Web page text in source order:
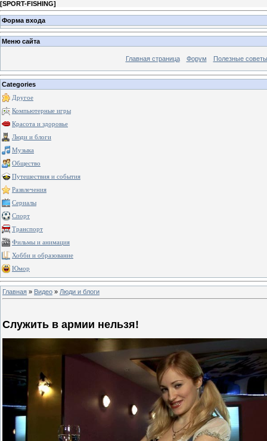
[SPORT-FISHING]
Форма входа
Меню сайта
Главная страница Форум Полезные советы
Categories
Другое
Компьютерные игры
Красота и здоровье
Люди и блоги
Музыка
Общество
Путешествия и события
Развлечения
Сериалы
Спорт
Транспорт
Фильмы и анимация
Хобби и образование
Юмор
Главная » Видео » Люди и блоги
Служить в армии нельзя!